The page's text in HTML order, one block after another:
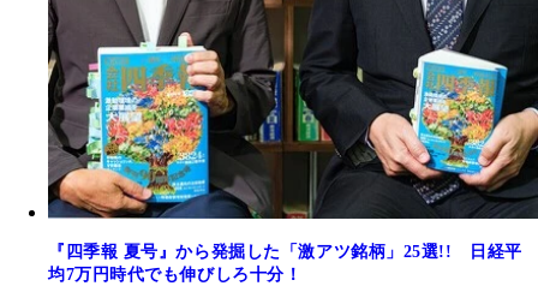
『四季報 夏号』から発掘した「激アツ銘柄」25選!! 日経平
均7万円時代でも伸びしろ十分！